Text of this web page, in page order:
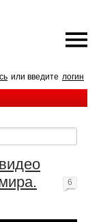
или введите логин
6